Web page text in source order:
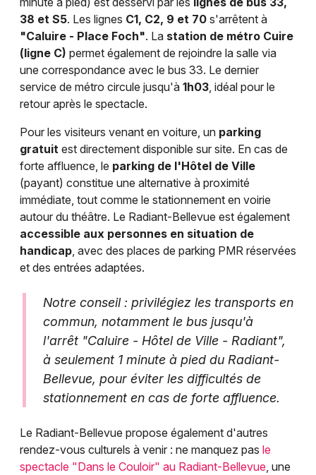
38 et S5. Les lignes C1, C2, 9 et 70 s'arrêtent à
"Caluire - Place Foch". La station de métro Cuire
(ligne C) permet également de rejoindre la salle via
une correspondance avec le bus 33. Le dernier
service de métro circule jusqu'à 1h03, idéal pour le
retour après le spectacle.
Pour les visiteurs venant en voiture, un parking
gratuit est directement disponible sur site. En cas de
forte affluence, le parking de l'Hôtel de Ville
(payant) constitue une alternative à proximité
immédiate, tout comme le stationnement en voirie
autour du théâtre. Le Radiant-Bellevue est également
accessible aux personnes en situation de
handicap, avec des places de parking PMR réservées
et des entrées adaptées.
Notre conseil : privilégiez les transports en
commun, notamment le bus jusqu'à
l'arrêt "Caluire - Hôtel de Ville - Radiant",
à seulement 1 minute à pied du Radiant-
Bellevue, pour éviter les difficultés de
stationnement en cas de forte affluence.
Le Radiant-Bellevue propose également d'autres
rendez-vous culturels à venir : ne manquez pas le
spectacle "Dans le Couloir" au Radiant-Bellevue, une